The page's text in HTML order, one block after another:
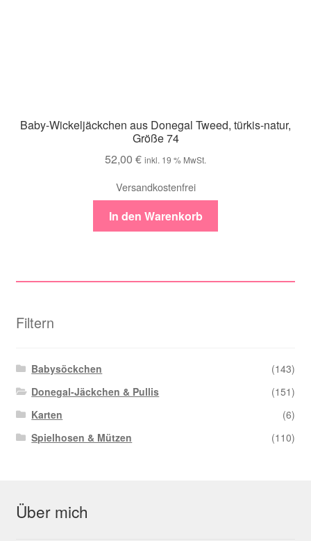
Baby-Wickeljäckchen aus Donegal Tweed, türkis-natur,
Größe 74
52,00 € inkl. 19 % MwSt.
Versandkostenfrei
In den Warenkorb
Filtern
Babysöckchen
(143)
Donegal-Jäckchen & Pullis
(151)
Karten
(6)
Spielhosen & Mützen
(110)
Über mich